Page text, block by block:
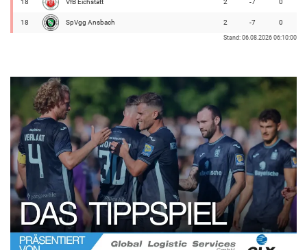
18 VfB Eichstätt 2 -7 0
18 SpVgg Ansbach 2 -7 0
Stand: 06.08.2026 06:10:00